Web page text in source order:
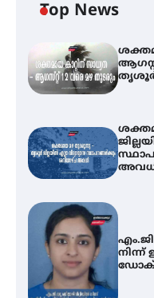
Top News
തൃശൂർ
നിന്ന്